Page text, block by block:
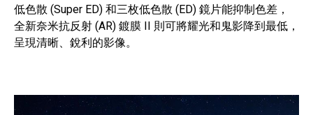
低色散 (Super ED) 和三枚低色散 (ED) 鏡片能抑制色差，
全新奈米抗反射 (AR) 鍍膜 II 則可將耀光和鬼影降到最低，
呈現清晰、銳利的影像。